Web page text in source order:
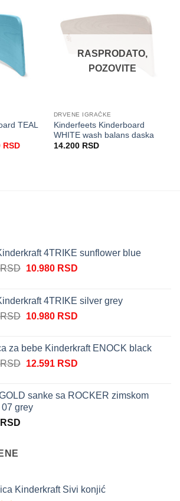
TEAL
RSDTrenutna
RASPRODATO,
POZOVITE
DRVENE IGRAČKE
Kinderfeets Kinderboard
WHITE wash balans daska
14.200 RSD
4TRIKE sunflower blue
RSD Originalna
bila:
12.200 RSD.
10.980 RSDTrenutna
10.980 RSD.
4TRIKE silver grey
RSD Originalna
bila:
12.200 RSD.
10.980 RSDTrenutna
10.980 RSD.
za bebe Kinderkraft ENOCK black
RSD Originalna
bila:
13.900 RSD.
12.591 RSDTrenutna
12.591 RSD.
sanke sa ROCKER zimskom
grey
RSD
Kinderkraft Sivi konjić